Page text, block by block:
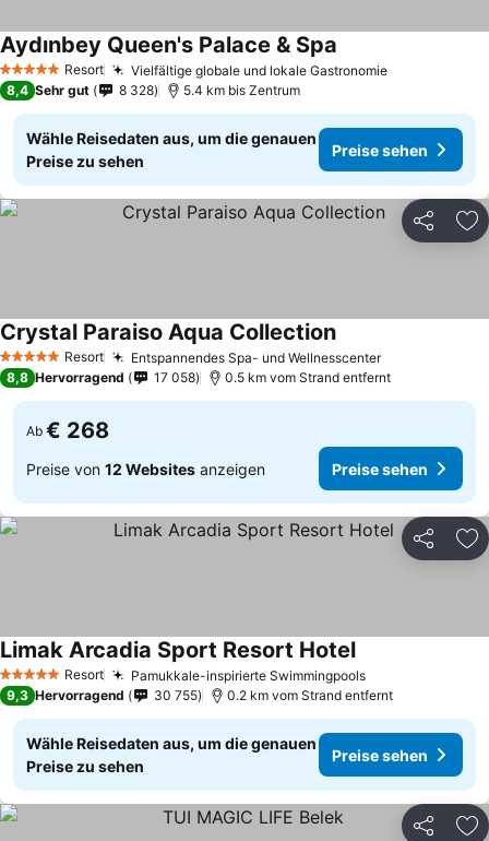
5 Sterne Resort Vielfältige globale und lokale Gastronomie
Aydınbey Queen's Palace & Spa
8,4 Sehr gut 8 328 5.4 km bis Zentrum
Wähle Reisedaten aus, um die genauen
Preise zu sehen
Preise sehen
Teilen
5 Sterne Resort Entspannendes Spa- und Wellnesscenter
Crystal Paraiso Aqua Collection
8,8 Hervorragend 17 058 0.5 km vom Strand entfernt
Ab € 268
Preise von 12 Websites anzeigen Preise sehen
Teilen
5 Sterne Resort Pamukkale-inspirierte Swimmingpools
Limak Arcadia Sport Resort Hotel
9,3 Hervorragend 30 755 0.2 km vom Strand entfernt
Wähle Reisedaten aus, um die genauen
Preise zu sehen
Preise sehen
Teilen